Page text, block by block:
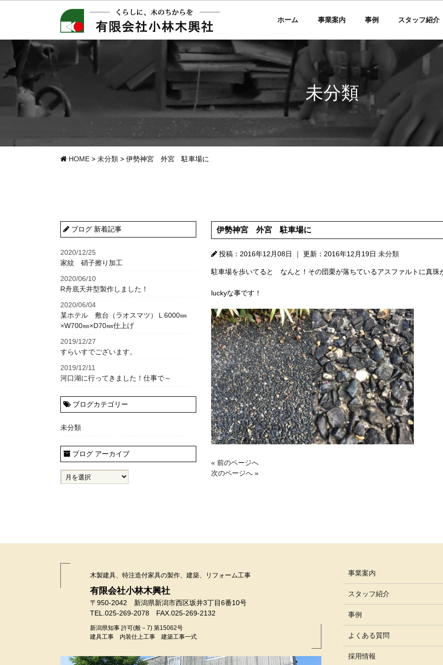
ホーム 事業案内 事例 スタッフ紹介
未分類
HOME > 未分類 > 伊勢神宮 外宮 駐車場に
伊勢神宮 外宮 駐車場に
投稿：2016年12月08日 ｜ 更新：2016年12月19日 未分類
駐車場を歩いてると なんと！その団栗が落ちているアスファルトに真珠
luckyな事です！
« 前のページへ
次のページへ »
ブログ 新着記事
2020/12/25
家紋 硝子擦り加工
2020/06/10
R舟底天井型製作しました！
2020/06/04
某ホテル 敷台（ラオスマツ）Ｌ6000㎜
×W700㎜×D70㎜仕上げ
2019/12/27
すらいすでございます。
2019/12/11
河口湖に行ってきました！仕事で～
ブログカテゴリー
未分類
ブログ アーカイブ
木製建具、特注造付家具の製作、建築、リフォーム工事
有限会社小林木興社
〒950-2042 新潟県新潟市西区坂井3丁目6番10号
TEL.025-269-2078 FAX.025-269-2132
新潟県知事 許可(般－7) 第15062号
建具工事 内装仕上工事 建築工事一式
事業案内
スタッフ紹介
事例
よくある質問
採用情報